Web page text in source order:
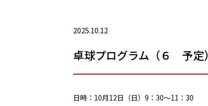
2025.10.12
卓球プログラム（６ 予定）
日時：10月12日（日）9：30～11：30